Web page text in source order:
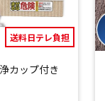
送料日テレ負担
カップ付き